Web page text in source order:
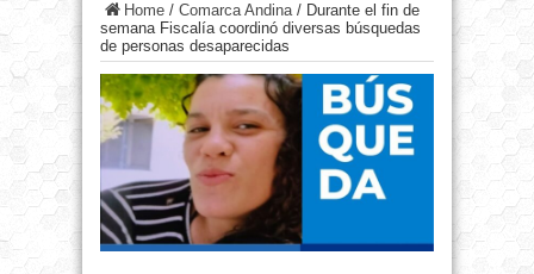
Home / Comarca Andina/ Durante el fin de
semana Fiscalía coordinó diversas búsquedas
de personas desaparecidas